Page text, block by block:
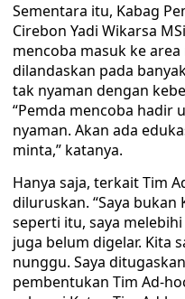
Sementara itu, Kabag
Cirebon Yadi Wikarsa
mencoba masuk ke
dilandaskan pada
tak nyaman dengan
“Pemda mencoba hadir
nyaman. Akan ada
minta,” katanya.
Hanya saja, terkait Tim
diluruskan. “Saya bukan
seperti itu, saya
juga belum digelar. Kita
nunggu. Saya
pembentukan Tim Ad-